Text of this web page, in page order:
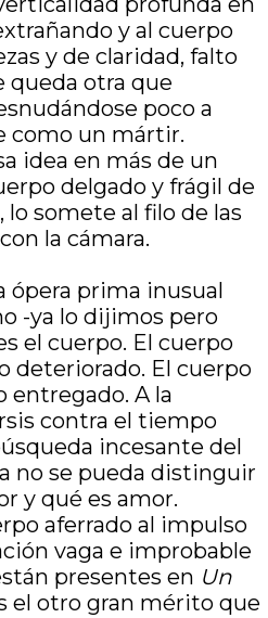
y al cuerpo
y de claridad, falto
queda otra que
poco a
como un mártir.
idea en más de un
delgado y frágil de
lo somete al filo de las
la cámara.
ópera prima inusual
-ya lo dijimos pero
el cuerpo. El cuerpo
deteriorado. El cuerpo
entregado. A la
contra el tiempo
incesante del
no se pueda distinguir
y qué es amor.
aferrado al impulso
vaga e improbable
presentes en Un
el otro gran mérito que